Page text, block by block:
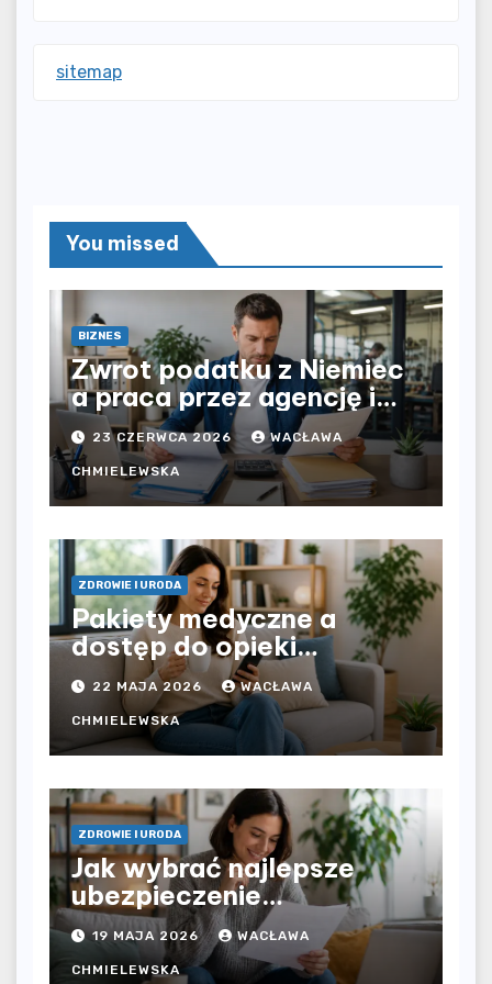
sitemap
You missed
BIZNES
Zwrot podatku z Niemiec
a praca przez agencję i
bezpośrednio u
pracodawcy – jak
rozliczyć oba źródła
dochodu?
23 CZERWCA 2026 WACŁAWA
CHMIELEWSKA
ZDROWIE I URODA
Pakiety medyczne a
dostęp do opieki
zdrowotnej bez
ograniczeń czasowych –
czy prywatna opieka daje
większą swobodę?
22 MAJA 2026 WACŁAWA
CHMIELEWSKA
ZDROWIE I URODA
Jak wybrać najlepsze
ubezpieczenie
komunikacyjne i uniknąć
kosztownych błędów?
19 MAJA 2026 WACŁAWA
CHMIELEWSKA